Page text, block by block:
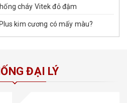
cháy Vitek đỏ đậm
kim cương có mấy màu?
ĐẠI LÝ